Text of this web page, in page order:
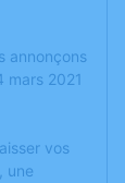
annonçons
mars 2021
vos
une